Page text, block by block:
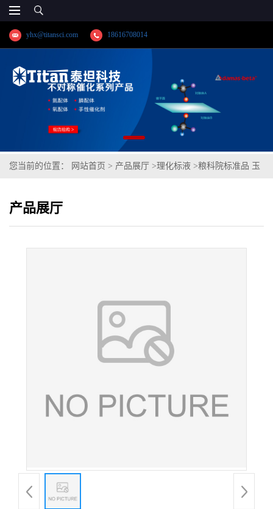
yhx@titansci.com 18616708014
您当前的位置： 网站首页 > 产品展厅 >理化标液 >粮科院标准品 玉
产品展厅